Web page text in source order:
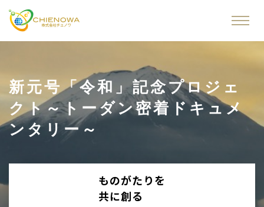
新元号「令和」記念プロジェ
クト～トーダン密着ドキュメ
ンタリー～
ものがたりを
共に創る